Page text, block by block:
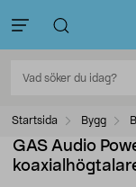
Startsida Bygg
GAS Audio